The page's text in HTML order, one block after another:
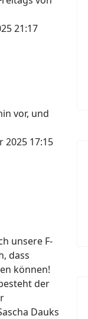
21:17
vor, und
2025 17:15
unsere F-
dass
können!
der
Dauks